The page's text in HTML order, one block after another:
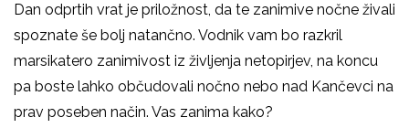
Dan odprtih vrat je priložnost, da te zanimive nočne živali
spoznate še bolj natančno. Vodnik vam bo razkril
marsikatero zanimivost iz življenja netopirjev, na koncu
pa boste lahko občudovali nočno nebo nad Kančevci na
prav poseben način. Vas zanima kako?